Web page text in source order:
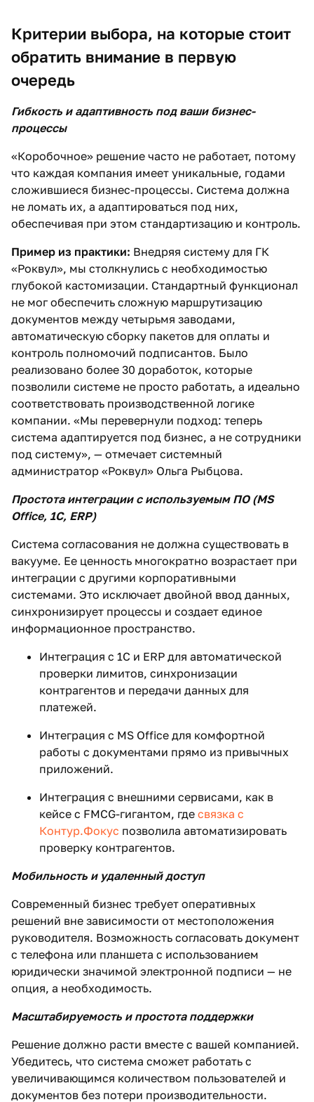
Критерии выбора, на которые стоит
обратить внимание в первую
очередь
Гибкость и адаптивность под ваши бизнес-
процессы
«Коробочное» решение часто не работает, потому
что каждая компания имеет уникальные, годами
сложившиеся бизнес-процессы. Система должна
не ломать их, а адаптироваться под них,
обеспечивая при этом стандартизацию и контроль.
Пример из практики: Внедряя систему для ГК
«Роквул», мы столкнулись с необходимостью
глубокой кастомизации. Стандартный функционал
не мог обеспечить сложную маршрутизацию
документов между четырьмя заводами,
автоматическую сборку пакетов для оплаты и
контроль полномочий подписантов. Было
реализовано более 30 доработок, которые
позволили системе не просто работать, а идеально
соответствовать производственной логике
компании. «Мы перевернули подход: теперь
система адаптируется под бизнес, а не сотрудники
под систему», — отмечает системный
администратор «Роквул» Ольга Рыбцова.
Простота интеграции с используемым ПО (MS
Office, 1С, ERP)
Система согласования не должна существовать в
вакууме. Ее ценность многократно возрастает при
интеграции с другими корпоративными
системами. Это исключает двойной ввод данных,
синхронизирует процессы и создает единое
информационное пространство.
Интеграция с 1С и ERP для автоматической
проверки лимитов, синхронизации
контрагентов и передачи данных для
платежей.
Интеграция с MS Office для комфортной
работы с документами прямо из привычных
приложений.
Интеграция с внешними сервисами, как в
кейсе с FMCG-гигантом, где связка с
Контур.Фокус позволила автоматизировать
проверку контрагентов.
Мобильность и удаленный доступ
Современный бизнес требует оперативных
решений вне зависимости от местоположения
руководителя. Возможность согласовать документ
с телефона или планшета с использованием
юридически значимой электронной подписи — не
опция, а необходимость.
Масштабируемость и простота поддержки
Решение должно расти вместе с вашей компанией.
Убедитесь, что система сможет работать с
увеличивающимся количеством пользователей и
документов без потери производительности.